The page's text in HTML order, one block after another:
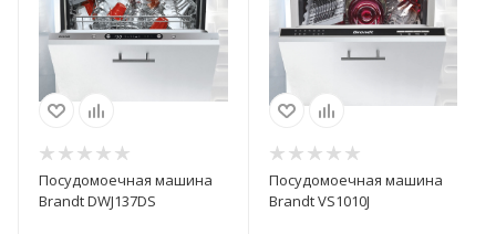
Посудомоечная машина
Brandt DWJ137DS
Посудомоечная машина
Brandt VS1010J